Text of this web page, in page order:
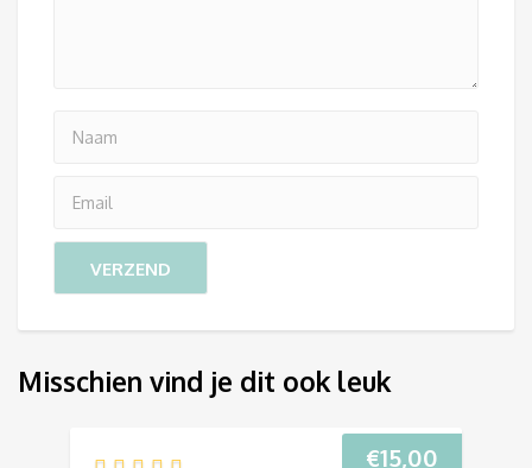
Misschien vind je dit ook leuk
€15,00